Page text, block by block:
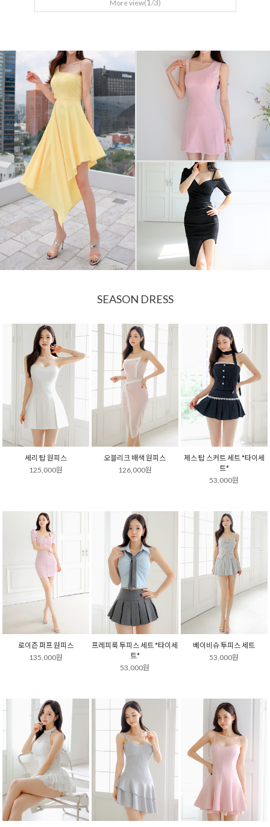
More view(1 /3)
SEASON DRESS
세리 탑 원피스
125,000원
오블리크 배색 원피스
126,000원
제스 탑 스커트 세트 *타이세
트*
53,000원
로이즌 퍼프 원피스
135,000원
프레피룩 투피스 세트 *타이세
트*
53,000원
베이비슈 투피스 세트
53,000원